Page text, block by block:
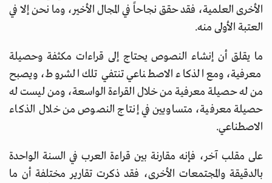
الأخرى العلمية، فقد حقق نجاحاً في المجال الأخير، وما نحن إلا في
العتبة الأولى منه.
ما يقلق أن إنشاء النصوص يحتاج إلى قراءات مكثفة وحصيلة
معرفية، ومع الذكاء الاصطناعي تنتفي تلك الشروط، ويصبح
من له حصيلة معرفية من خلال القراءة الواسعة، ومن ليست له
حصيلة معرفية، متساويين في إنتاج النصوص من خلال الذكاء
الاصطناعي.
على مقلب آخر، فإنه مقارنة بين قراءة العرب في السنة الواحدة
بالدقيقة والمجتمعات الأخرى، فقد ذكرت تقارير مختلفة أن ما